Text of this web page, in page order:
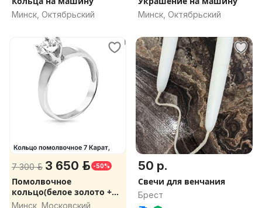
Минск, Октябрьский Минск, Октябрьский
7 300 р. 3 650 р. -50%
Помолвочное
кольцо(белое золото +
бриллиант)
Минск, Московский
50 р.
Свечи для венчания
Брест